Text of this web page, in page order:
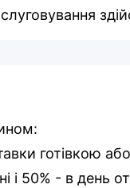
готівкою
і 50% - в день